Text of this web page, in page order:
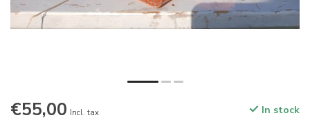
€55,00 Incl. tax In stock